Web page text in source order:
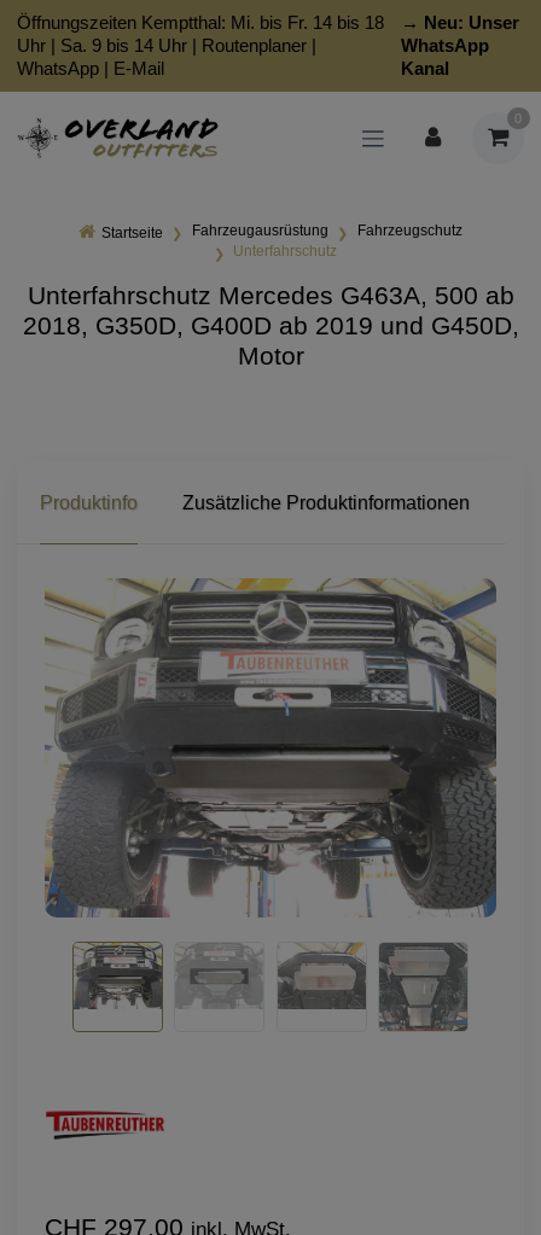
Öffnungszeiten Kemptthal: Mi. bis Fr. 14 bis 18
Uhr | Sa. 9 bis 14 Uhr | Routenplaner |
WhatsApp | E-Mail
→ Neu: Unser
WhatsApp
Kanal
0
Startseite Fahrzeugausrüstung
Fahrzeugschutz
Unterfahrschutz
Unterfahrschutz Mercedes G463A, 500 ab
2018, G350D, G400D ab 2019 und G450D,
Motor
Produktinfo Zusätzliche Produktinformationen
CHF 297.00 inkl. MwSt.